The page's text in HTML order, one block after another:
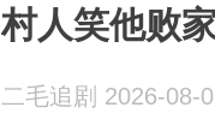
村人笑他败
二毛追剧 2026-08-